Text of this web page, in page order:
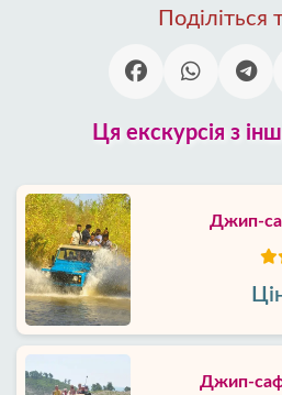
Поділіться
Ця екскурсія з
Джип-
Джип-